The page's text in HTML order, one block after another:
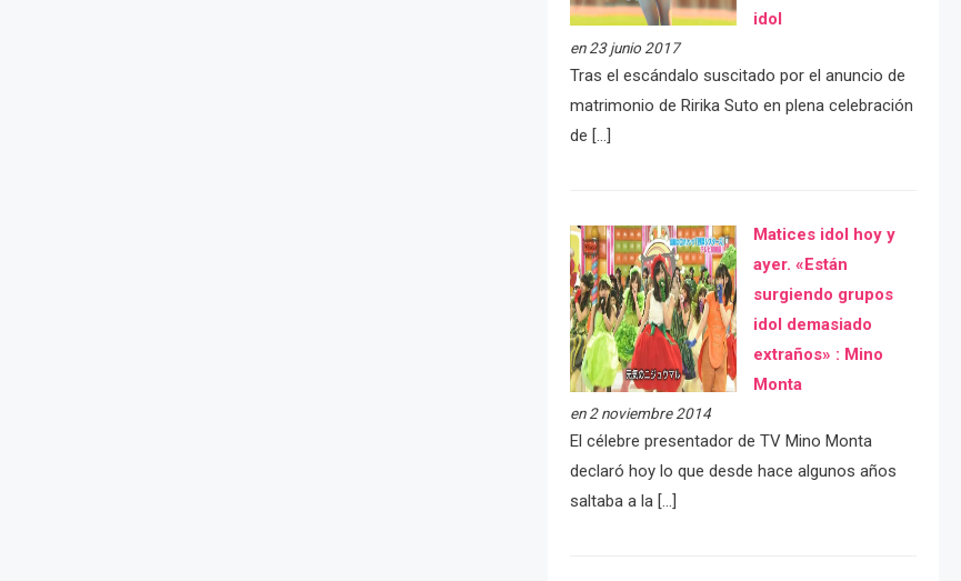
idol
en 23 junio 2017
Tras el escándalo suscitado por el anuncio de
matrimonio de Ririka Suto en plena celebración
de […]
Matices idol hoy y
ayer. «Están
surgiendo grupos
idol demasiado
extraños» : Mino
Monta
en 2 noviembre 2014
El célebre presentador de TV Mino Monta
declaró hoy lo que desde hace algunos años
saltaba a la […]